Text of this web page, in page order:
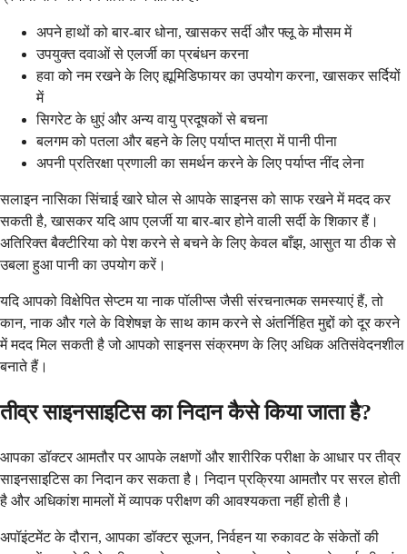
अपने हाथों को बार-बार धोना, खासकर सर्दी और फ्लू के मौसम में
उपयुक्त दवाओं से एलर्जी का प्रबंधन करना
हवा को नम रखने के लिए ह्यूमिडिफायर का उपयोग करना, खासकर सर्दियों
में
सिगरेट के धुएं और अन्य वायु प्रदूषकों से बचना
बलगम को पतला और बहने के लिए पर्याप्त मात्रा में पानी पीना
अपनी प्रतिरक्षा प्रणाली का समर्थन करने के लिए पर्याप्त नींद लेना
सलाइन नासिका सिंचाई खारे घोल से आपके साइनस को साफ रखने में मदद कर
सकती है, खासकर यदि आप एलर्जी या बार-बार होने वाली सर्दी के शिकार हैं।
अतिरिक्त बैक्टीरिया को पेश करने से बचने के लिए केवल बाँझ, आसुत या ठीक से
उबला हुआ पानी का उपयोग करें।
यदि आपको विक्षेपित सेप्टम या नाक पॉलीप्स जैसी संरचनात्मक समस्याएं हैं, तो
कान, नाक और गले के विशेषज्ञ के साथ काम करने से अंतर्निहित मुद्दों को दूर करने
में मदद मिल सकती है जो आपको साइनस संक्रमण के लिए अधिक अतिसंवेदनशील
बनाते हैं।
तीव्र साइनसाइटिस का निदान कैसे किया जाता है?
आपका डॉक्टर आमतौर पर आपके लक्षणों और शारीरिक परीक्षा के आधार पर तीव्र
साइनसाइटिस का निदान कर सकता है। निदान प्रक्रिया आमतौर पर सरल होती
है और अधिकांश मामलों में व्यापक परीक्षण की आवश्यकता नहीं होती है।
अपॉइंटमेंट के दौरान, आपका डॉक्टर सूजन, निर्वहन या रुकावट के संकेतों की